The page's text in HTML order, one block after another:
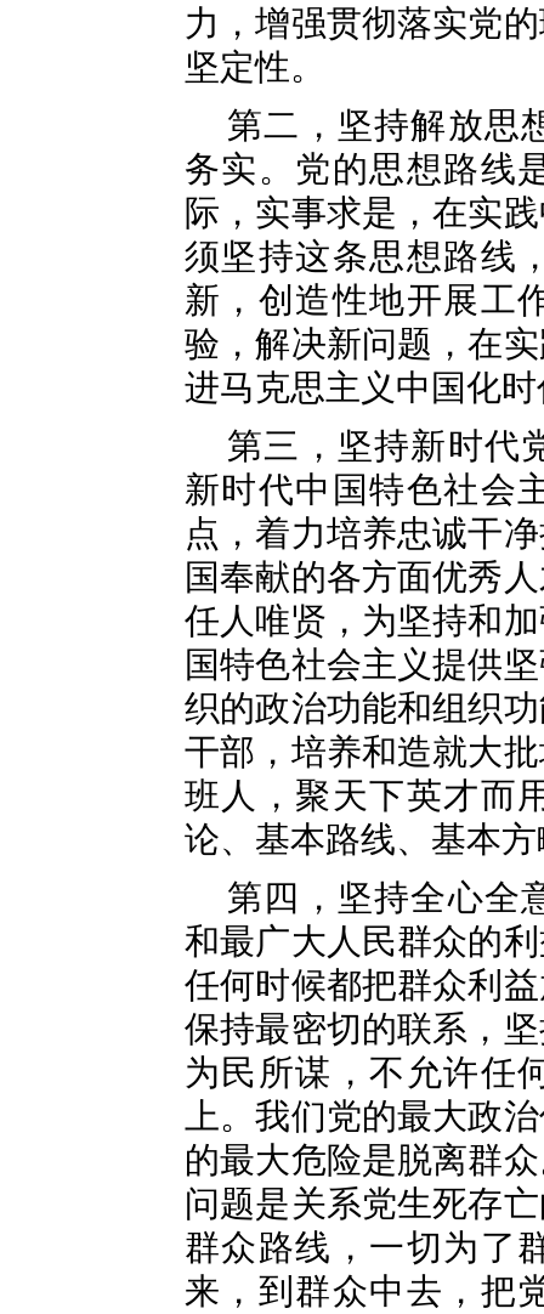
力，增强贯彻落实党
坚定性。
第二，坚持解放思
务实。党的思想路线
际，实事求是，在实
须坚持这条思想路线
新，创造性地开展工
验，解决新问题，在
进马克思主义中国化
第三，坚持新时代
新时代中国特色社会
点，着力培养忠诚干
国奉献的各方面优秀
任人唯贤，为坚持和
国特色社会主义提供
织的政治功能和组织
干部，培养和造就大
班人，聚天下英才而
论、基本路线、基本
第四，坚持全心全
和最广大人民群众的
任何时候都把群众利
保持最密切的联系，
为民所谋，不允许任
上。我们党的最大政
的最大危险是脱离群
问题是关系党生死存
群众路线，一切为了
来，到群众中去，把